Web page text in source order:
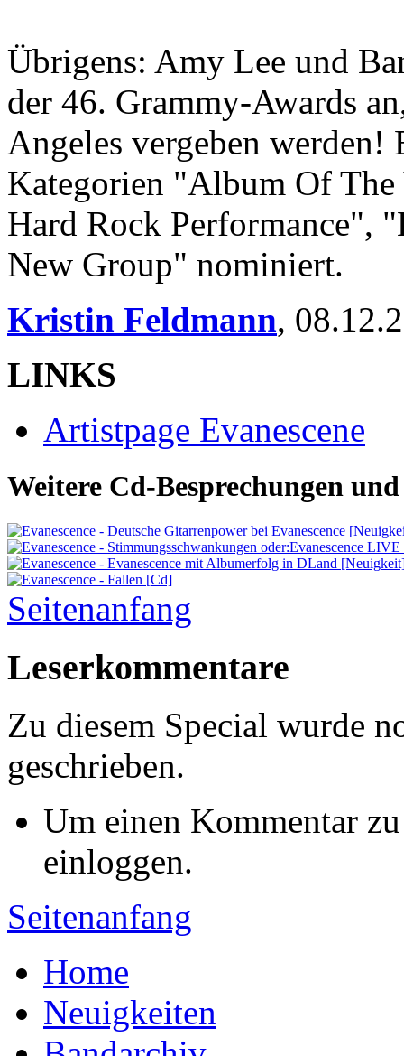
Übrigens: Amy Lee und
der 46. Grammy-Awards
Angeles vergeben werden!
Kategorien "Album Of
Hard Rock Performance",
New Group" nominiert.
Kristin Feldmann,
LINKS
Artistpage Evanescene
Weitere Cd-Besprechungen
Seitenanfang
Leserkommentare
Zu diesem Special wurde
geschrieben.
Um einen Kommentar
einloggen.
Seitenanfang
Home
Neuigkeiten